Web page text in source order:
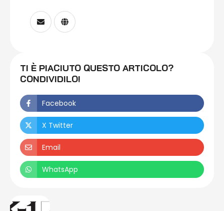
TI È PIACIUTO QUESTO ARTICOLO?
CONDIVIDILO!
Facebook
X Twitter
Email
WhatsApp